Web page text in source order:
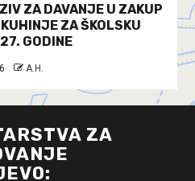
ZA DAVANJE U ZAKUP
ZA ŠKOLSKU
GODINE
A.H.
ZA